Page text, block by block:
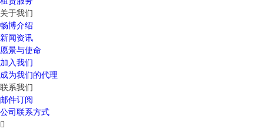
关于我们
畅博介绍
新闻资讯
愿景与使命
加入我们
成为我们的代理
联系我们
邮件订阅
公司联系方式
